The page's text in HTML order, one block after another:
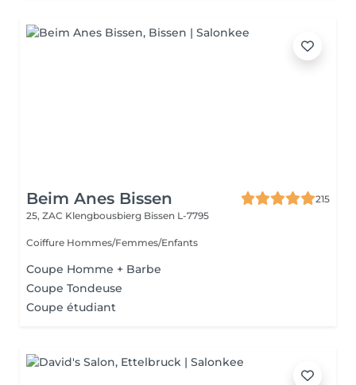
Beim Anes Bissen
215
25, ZAC Klengbousbierg Bissen L-7795
Coiffure Hommes/Femmes/Enfants
Coupe Homme + Barbe
Coupe Tondeuse
Coupe étudiant